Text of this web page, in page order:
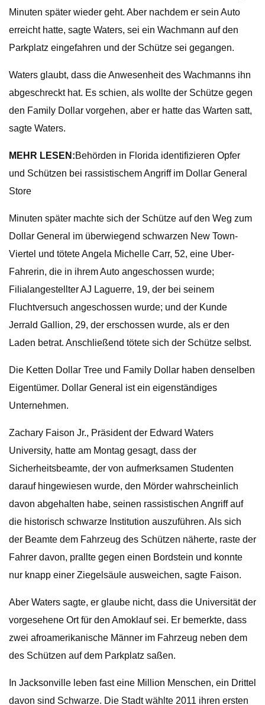
Minuten später wieder geht. Aber nachdem er sein Auto
erreicht hatte, sagte Waters, sei ein Wachmann auf den
Parkplatz eingefahren und der Schütze sei gegangen.
Waters glaubt, dass die Anwesenheit des Wachmanns ihn
abgeschreckt hat. Es schien, als wollte der Schütze gegen
den Family Dollar vorgehen, aber er hatte das Warten satt,
sagte Waters.
MEHR LESEN:Behörden in Florida identifizieren Opfer
und Schützen bei rassistischem Angriff im Dollar General
Store
Minuten später machte sich der Schütze auf den Weg zum
Dollar General im überwiegend schwarzen New Town-
Viertel und tötete Angela Michelle Carr, 52, eine Uber-
Fahrerin, die in ihrem Auto angeschossen wurde;
Filialangestellter AJ Laguerre, 19, der bei seinem
Fluchtversuch angeschossen wurde; und der Kunde
Jerrald Gallion, 29, der erschossen wurde, als er den
Laden betrat. Anschließend tötete sich der Schütze selbst.
Die Ketten Dollar Tree und Family Dollar haben denselben
Eigentümer. Dollar General ist ein eigenständiges
Unternehmen.
Zachary Faison Jr., Präsident der Edward Waters
University, hatte am Montag gesagt, dass der
Sicherheitsbeamte, der von aufmerksamen Studenten
darauf hingewiesen wurde, den Mörder wahrscheinlich
davon abgehalten habe, seinen rassistischen Angriff auf
die historisch schwarze Institution auszuführen. Als sich
der Beamte dem Fahrzeug des Schützen näherte, raste der
Fahrer davon, prallte gegen einen Bordstein und konnte
nur knapp einer Ziegelsäule ausweichen, sagte Faison.
Aber Waters sagte, er glaube nicht, dass die Universität der
vorgesehene Ort für den Amoklauf sei. Er bemerkte, dass
zwei afroamerikanische Männer im Fahrzeug neben dem
des Schützen auf dem Parkplatz saßen.
In Jacksonville leben fast eine Million Menschen, ein Drittel
davon sind Schwarze. Die Stadt wählte 2011 ihren ersten